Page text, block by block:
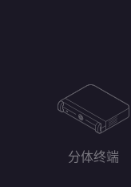
分体终端